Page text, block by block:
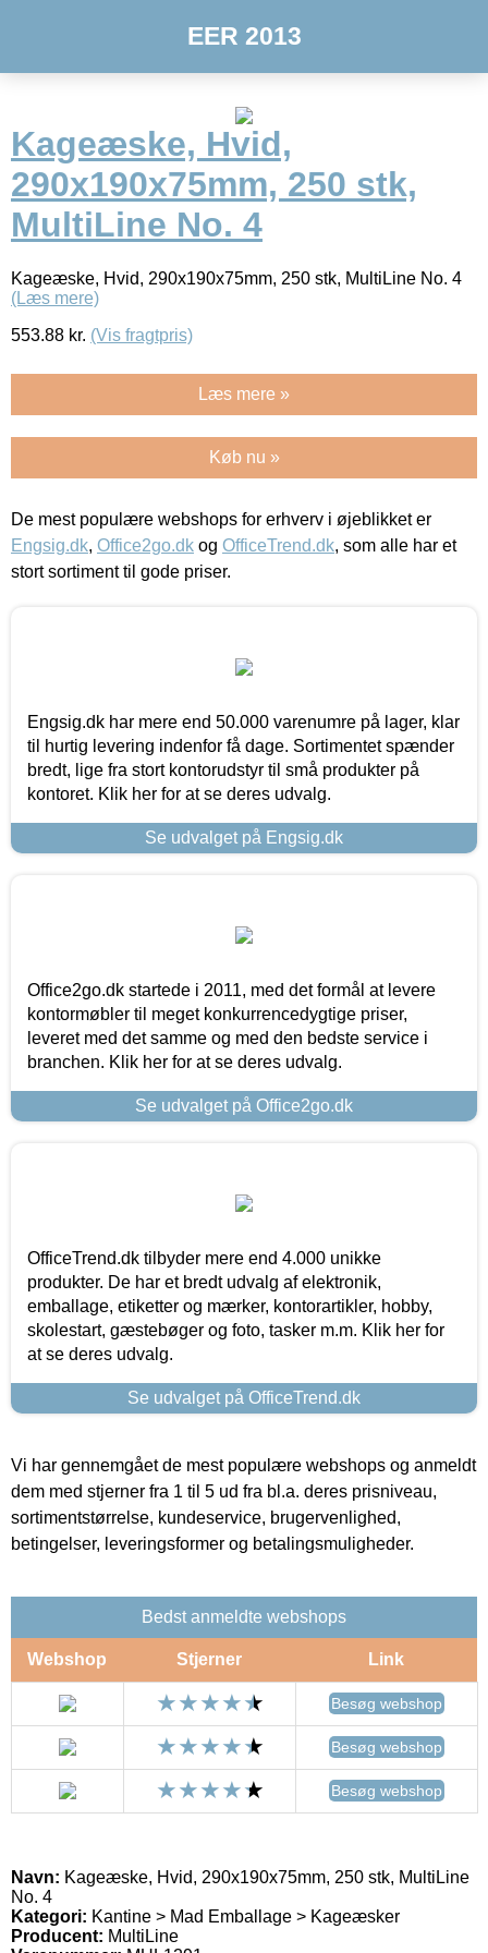
EER 2013
Kageæske, Hvid,
290x190x75mm, 250 stk,
MultiLine No. 4
Kageæske, Hvid, 290x190x75mm, 250 stk, MultiLine No. 4
(Læs mere)
553.88 kr. (Vis fragtpris)
Læs mere »
Køb nu »
De mest populære webshops for erhverv i øjeblikket er
Engsig.dk, Office2go.dk og OfficeTrend.dk, som alle har et
stort sortiment til gode priser.
Engsig.dk har mere end 50.000 varenumre på lager, klar
til hurtig levering indenfor få dage. Sortimentet spænder
bredt, lige fra stort kontorudstyr til små produkter på
kontoret. Klik her for at se deres udvalg.
Se udvalget på Engsig.dk
Office2go.dk startede i 2011, med det formål at levere
kontormøbler til meget konkurrencedygtige priser,
leveret med det samme og med den bedste service i
branchen. Klik her for at se deres udvalg.
Se udvalget på Office2go.dk
OfficeTrend.dk tilbyder mere end 4.000 unikke
produkter. De har et bredt udvalg af elektronik,
emballage, etiketter og mærker, kontorartikler, hobby,
skolestart, gæstebøger og foto, tasker m.m. Klik her for
at se deres udvalg.
Se udvalget på OfficeTrend.dk
Vi har gennemgået de mest populære webshops og anmeldt
dem med stjerner fra 1 til 5 ud fra bl.a. deres prisniveau,
sortimentstørrelse, kundeservice, brugervenlighed,
betingelser, leveringsformer og betalingsmuligheder.
Bedst anmeldte webshops
Webshop Stjerner Link
Besøg webshop
Besøg webshop
Besøg webshop
Navn: Kageæske, Hvid, 290x190x75mm, 250 stk, MultiLine
No. 4
Kategori: Kantine > Mad Emballage > Kageæsker
Producent: MultiLine